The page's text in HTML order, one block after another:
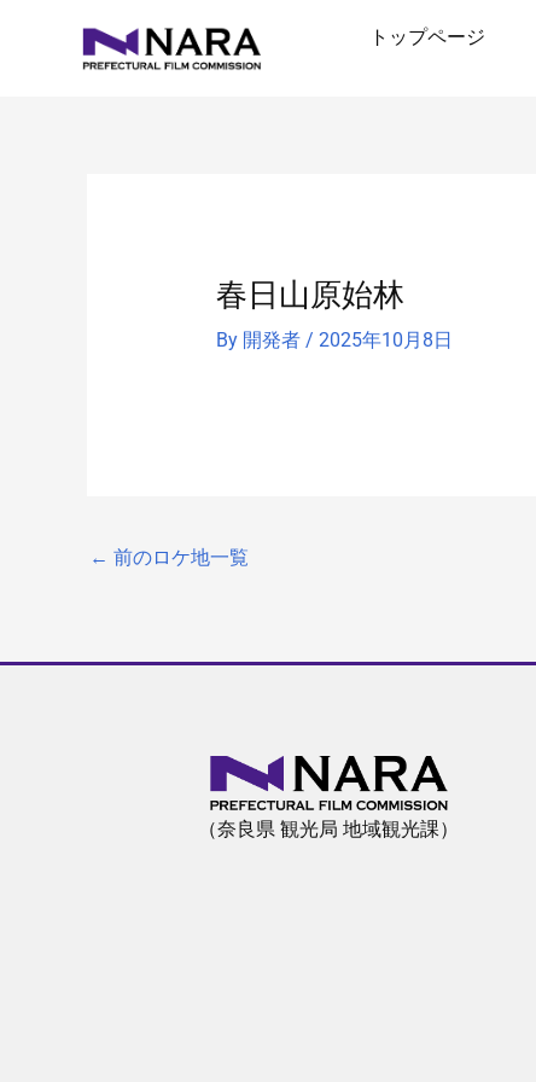
トップページ
春日山原始林
By 開発者 / 2025年10月8日
← 前のロケ地一覧
（奈良県 観光局 地域観光課）